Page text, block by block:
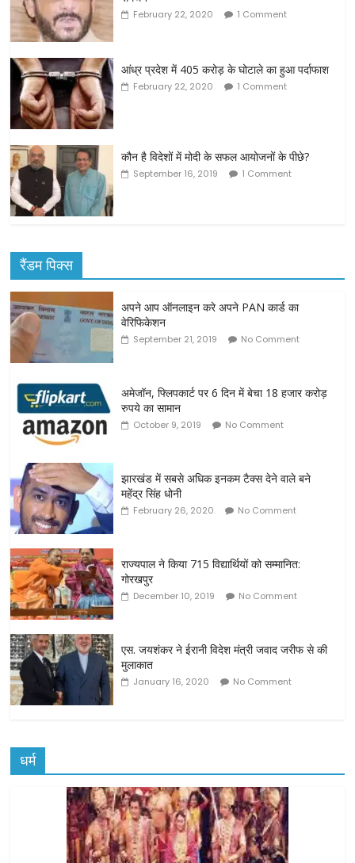
February 22, 2020 1 Comment
आंध्र प्रदेश में 405 करोड़ के घोटाले का हुआ पर्दाफाश
February 22, 2020 1 Comment
कौन है विदेशों में मोदी के सफल आयोजनों के पीछे?
September 16, 2019 1 Comment
रैंडम पिक्स
अपने आप ऑनलाइन करे अपने PAN कार्ड का
वेरिफिकेशन
September 21, 2019 No Comment
अमेजॉन, फ्लिपकार्ट पर 6 दिन में बेचा 18 हजार करोड़
रुपये का सामान
October 9, 2019 No Comment
झारखंड में सबसे अधिक इनकम टैक्स देने वाले बने
महेंद्र सिंह धोनी
February 26, 2020 No Comment
राज्यपाल ने किया 715 विद्यार्थियों को सम्मानित:
गोरखपुर
December 10, 2019 No Comment
एस. जयशंकर ने ईरानी विदेश मंत्री जवाद जरीफ से की
मुलाकात
January 16, 2020 No Comment
धर्म